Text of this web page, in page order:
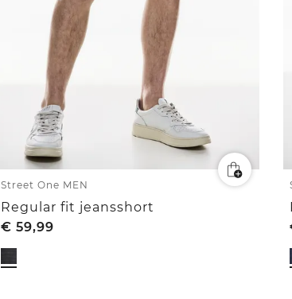
Street One MEN
Regular fit jeansshort
€ 59,99